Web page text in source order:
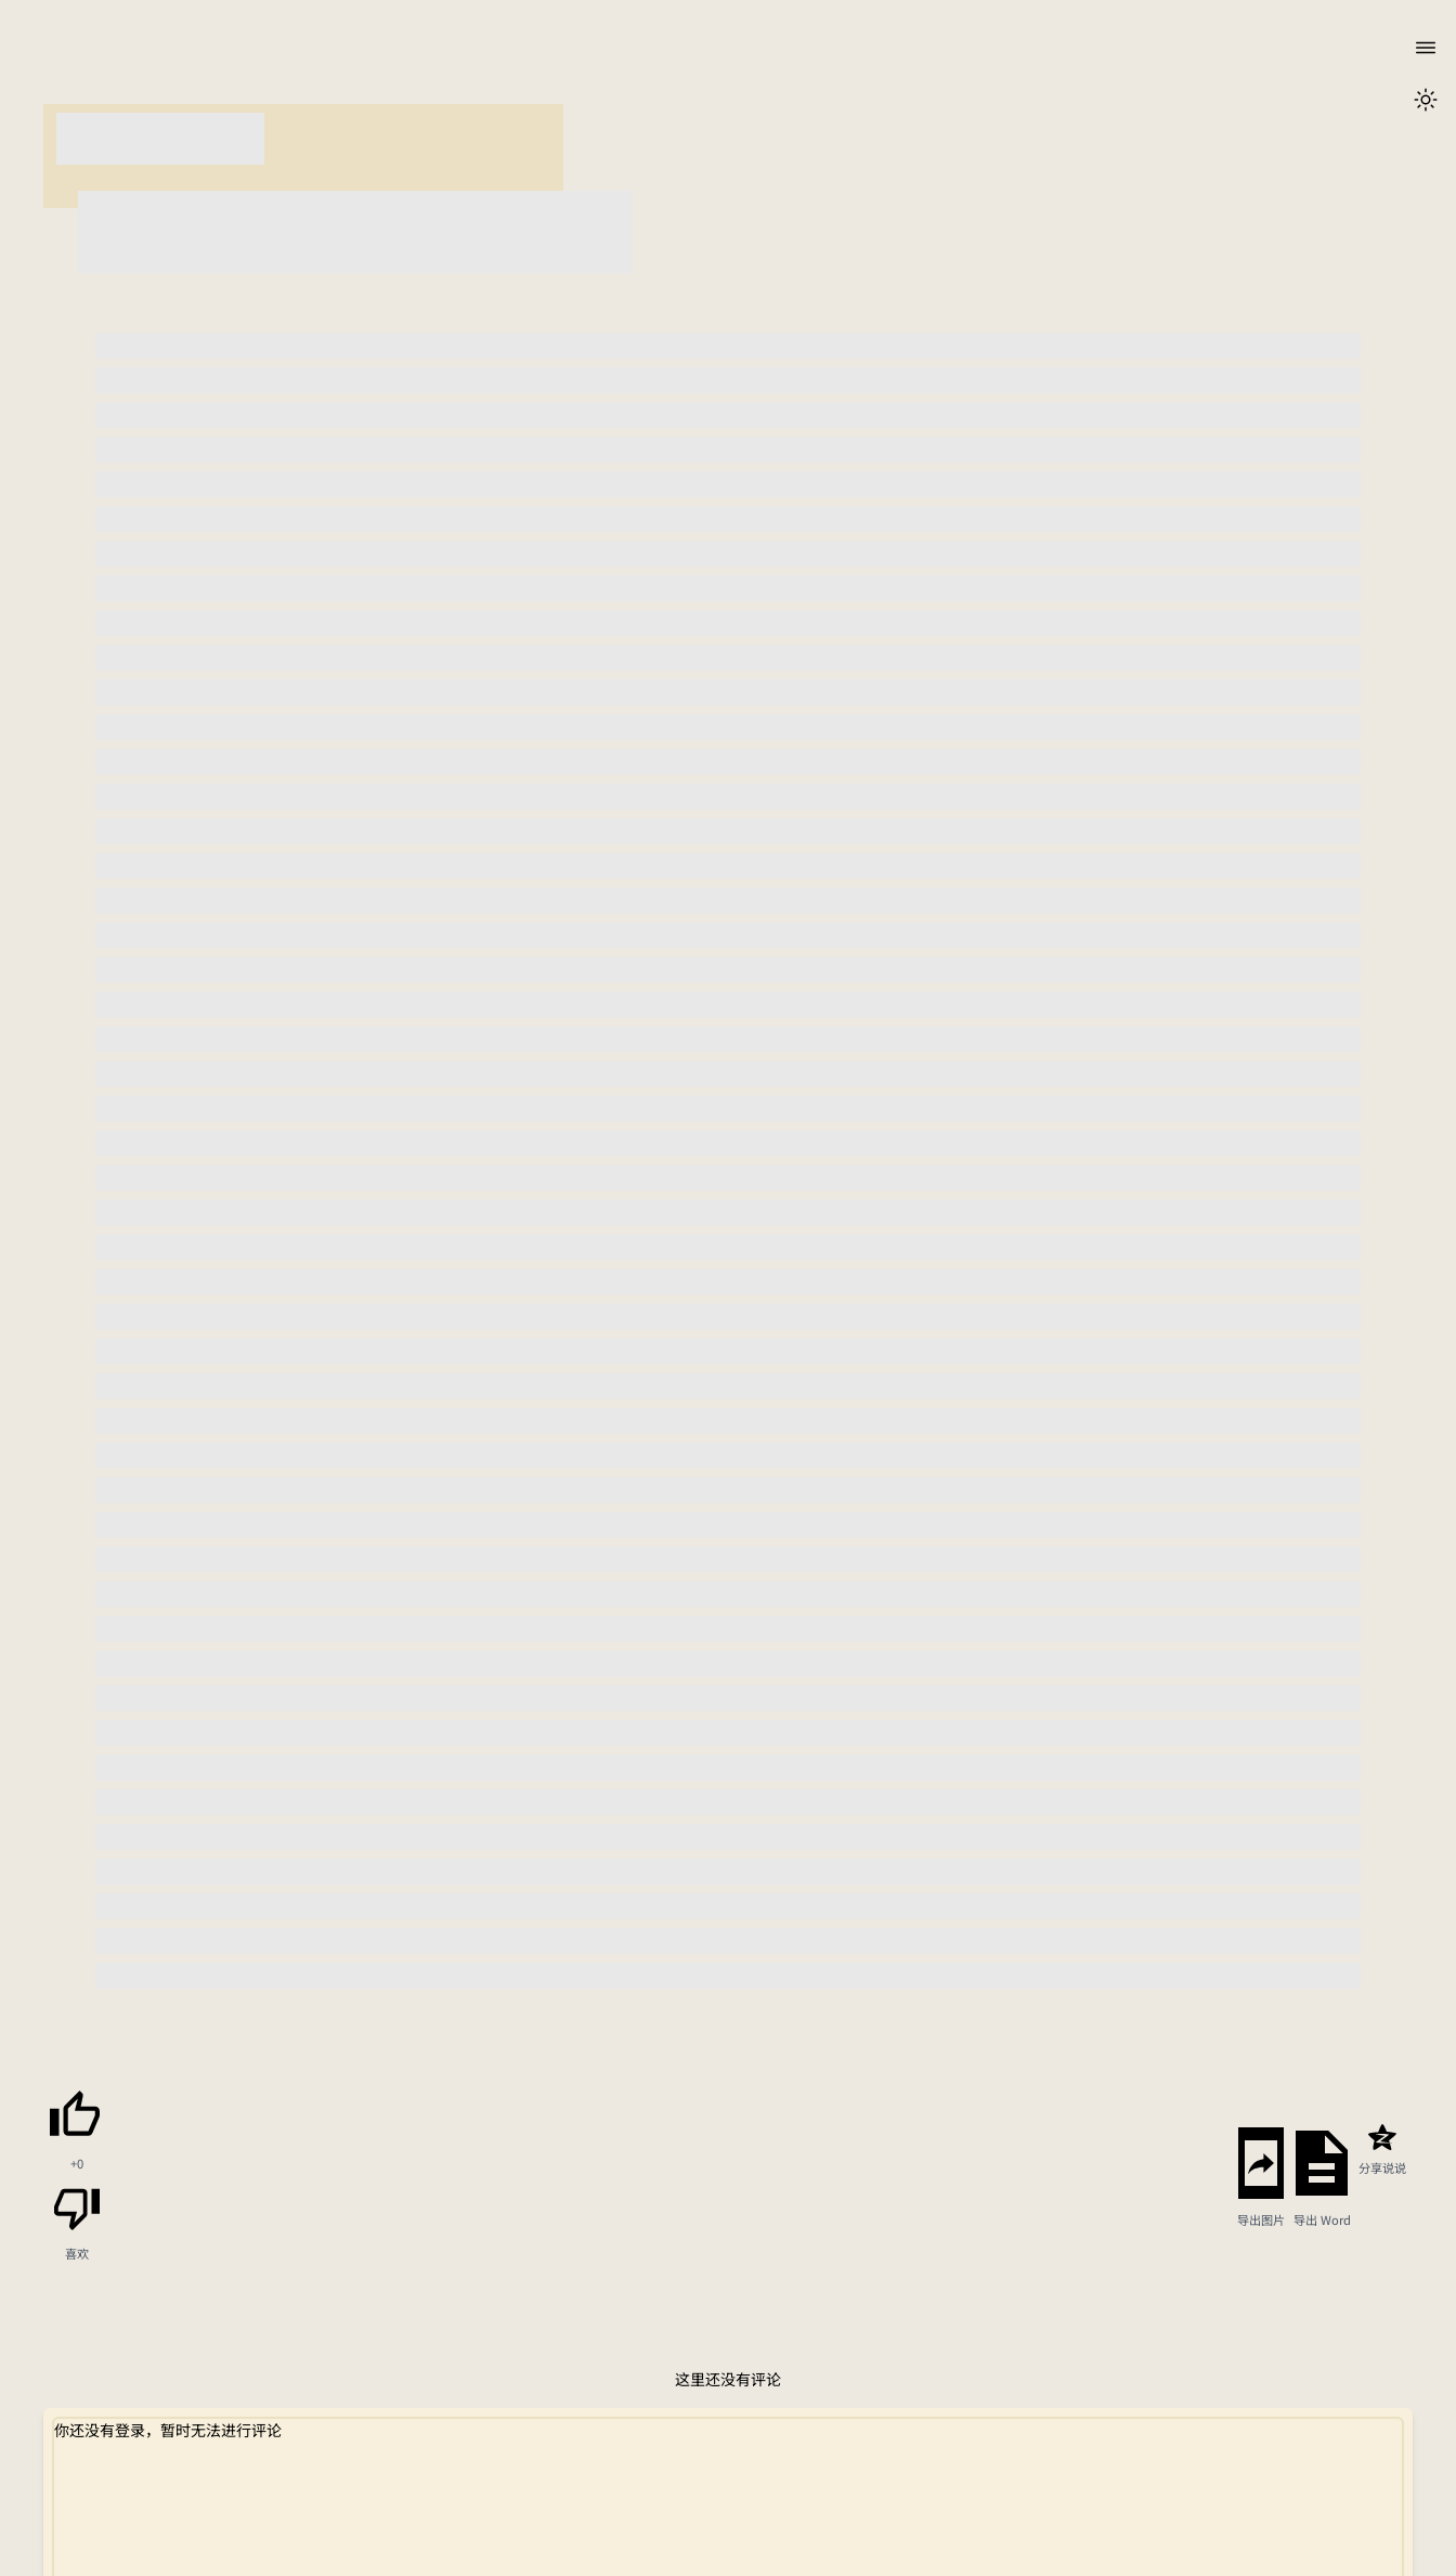
+0
喜欢
导出图片 导出 Word
分享说说
这里还没有评论
你还没有登录，暂时无法进行评论